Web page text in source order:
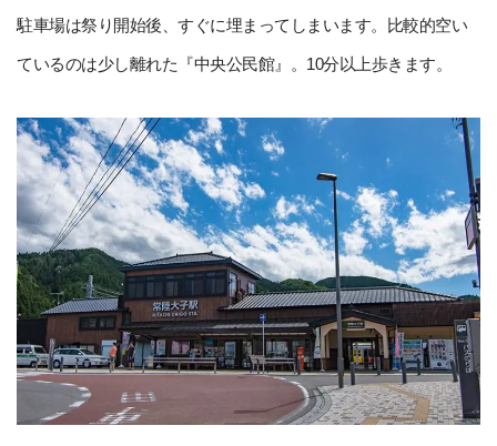
駐車場は祭り開始後、すぐに埋まってしまいます。比較的空い
ているのは少し離れた『中央公民館』。10分以上歩きます。